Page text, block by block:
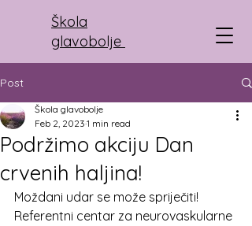
Škola
glavobolje
Post
Podržimo akciju Dan
crvenih haljina!
Škola glavobolje
Feb 2, 2023 1 min read
Moždani udar se može spriječiti!
Referentni centar za neurovaskularne